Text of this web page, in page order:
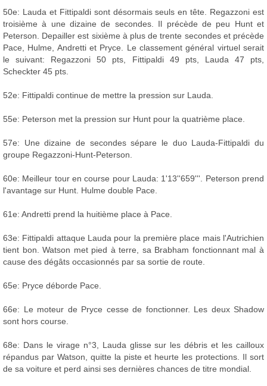
50e: Lauda et Fittipaldi sont désormais seuls en tête. Regazzoni est
troisième à une dizaine de secondes. Il précède de peu Hunt et
Peterson. Depailler est sixième à plus de trente secondes et précède
Pace, Hulme, Andretti et Pryce. Le classement général virtuel serait
le suivant: Regazzoni 50 pts, Fittipaldi 49 pts, Lauda 47 pts,
Scheckter 45 pts.
52e: Fittipaldi continue de mettre la pression sur Lauda.
55e: Peterson met la pression sur Hunt pour la quatrième place.
57e: Une dizaine de secondes sépare le duo Lauda-Fittipaldi du
groupe Regazzoni-Hunt-Peterson.
60e: Meilleur tour en course pour Lauda: 1'13''659'''. Peterson prend
l'avantage sur Hunt. Hulme double Pace.
61e: Andretti prend la huitième place à Pace.
63e: Fittipaldi attaque Lauda pour la première place mais l'Autrichien
tient bon. Watson met pied à terre, sa Brabham fonctionnant mal à
cause des dégâts occasionnés par sa sortie de route.
65e: Pryce déborde Pace.
66e: Le moteur de Pryce cesse de fonctionner. Les deux Shadow
sont hors course.
68e: Dans le virage n°3, Lauda glisse sur les débris et les cailloux
répandus par Watson, quitte la piste et heurte les protections. Il sort
de sa voiture et perd ainsi ses dernières chances de titre mondial.